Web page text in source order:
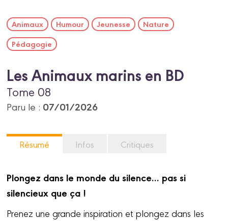
Animaux Humour Jeunesse
Nature
Pédagogie
Les Animaux marins en BD
Tome 08
Paru le : 07/01/2026
Résumé Infos Critiques
Plongez dans le monde du silence… pas si
silencieux que ça !
Prenez une grande inspiration et plongez dans les